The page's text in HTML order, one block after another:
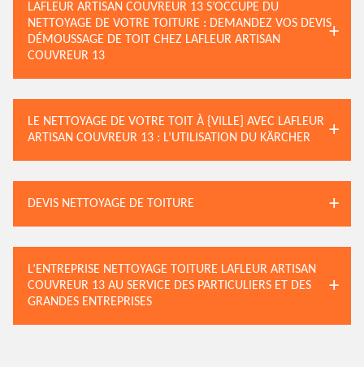
LAFLEUR ARTISAN COUVREUR 13 S’OCCUPE DU
NETTOYAGE DE VOTRE TOITURE : DEMANDEZ VOS DEVIS
DÉMOUSSAGE DE TOIT CHEZ LAFLEUR ARTISAN
COUVREUR 13
LE NETTOYAGE DE VOTRE TOIT À {VILLE] AVEC LAFLEUR
ARTISAN COUVREUR 13 : L’UTILISATION DU KÄRCHER
DEVIS NETTOYAGE DE TOITURE
L’ENTREPRISE NETTOYAGE TOITURE LAFLEUR ARTISAN
COUVREUR 13 AU SERVICE DES PARTICULIERS ET DES
GRANDES ENTREPRISES